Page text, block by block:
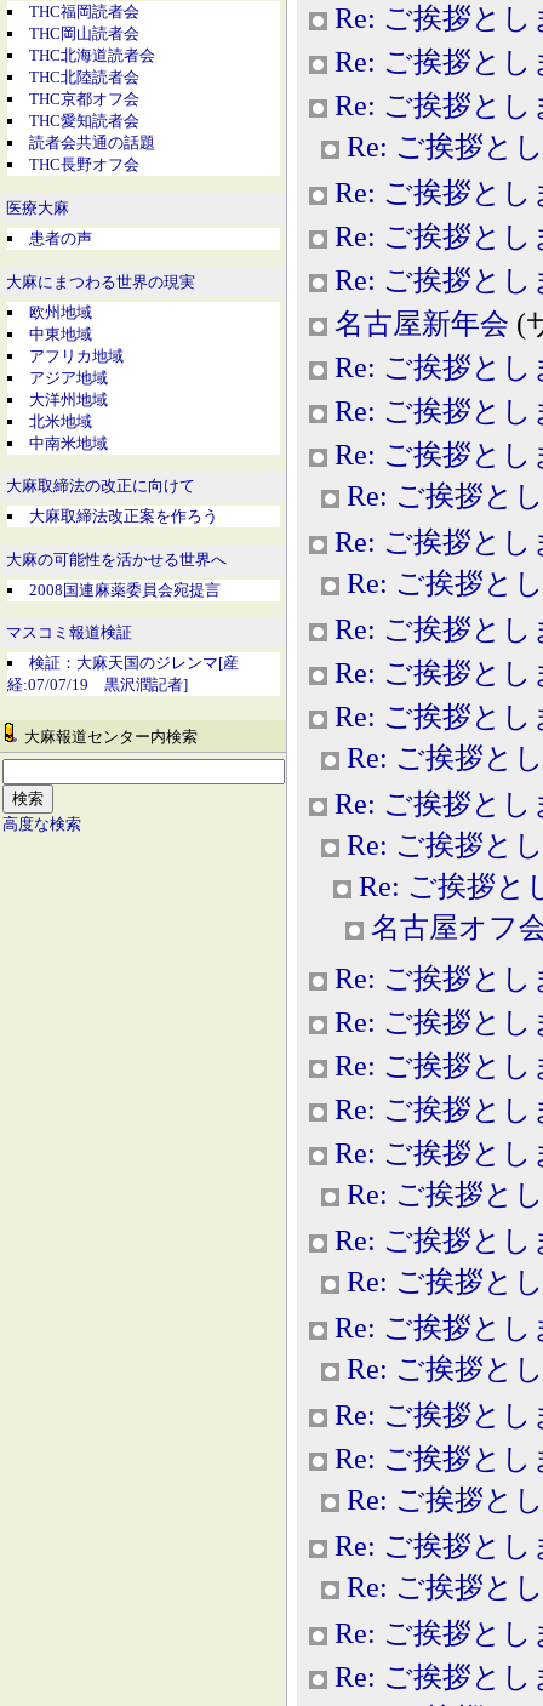
THC福岡読者会
THC岡山読者会
THC北海道読者会
THC北陸読者会
THC京都オフ会
THC愛知読者会
読者会共通の話題
THC長野オフ会
医療大麻
患者の声
大麻にまつわる世界の現実
欧州地域
中東地域
アフリカ地域
アジア地域
大洋州地域
北米地域
中南米地域
大麻取締法の改正に向けて
大麻取締法改正案を作ろう
大麻の可能性を活かせる世界へ
2008国連麻薬委員会宛提言
マスコミ報道検証
検証：大麻天国のジレンマ[産
経:07/07/19 黒沢潤記者]
大麻報道センター内検索
高度な検索
Re: ご挨拶とし
Re: ご挨拶とし
Re: ご挨拶とし
Re: ご挨拶と
Re: ご挨拶とし
Re: ご挨拶とし
Re: ご挨拶とし
名古屋新年会 (
Re: ご挨拶とし
Re: ご挨拶とし
Re: ご挨拶とし
Re: ご挨拶と
Re: ご挨拶とし
Re: ご挨拶と
Re: ご挨拶とし
Re: ご挨拶とし
Re: ご挨拶とし
Re: ご挨拶と
Re: ご挨拶とし
Re: ご挨拶と
Re: ご挨拶と
名古屋オフ
Re: ご挨拶とし
Re: ご挨拶とし
Re: ご挨拶とし
Re: ご挨拶とし
Re: ご挨拶とし
Re: ご挨拶と
Re: ご挨拶とし
Re: ご挨拶と
Re: ご挨拶とし
Re: ご挨拶と
Re: ご挨拶とし
Re: ご挨拶とし
Re: ご挨拶と
Re: ご挨拶とし
Re: ご挨拶と
Re: ご挨拶とし
Re: ご挨拶とし